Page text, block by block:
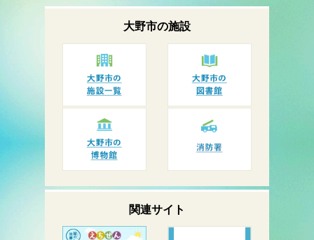
大野市の施設
関連サイト